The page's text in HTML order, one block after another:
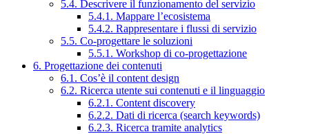
5.4. Descrivere il funzionamento del servizio
5.4.1. Mappare l’ecosistema
5.4.2. Rappresentare i flussi di servizio
5.5. Co-progettare le soluzioni
5.5.1. Workshop di co-progettazione
6. Progettazione dei contenuti
6.1. Cos’è il content design
6.2. Ricerca utente sui contenuti e il linguaggio
6.2.1. Content discovery
6.2.2. Dati di ricerca (search keywords)
6.2.3. Ricerca tramite analytics